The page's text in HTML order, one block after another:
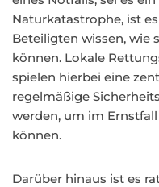
Naturkatastrophe, ist
Beteiligten wissen, wie
können. Lokale
spielen hierbei eine
regelmäßige
werden, um im
können.
Darüber hinaus ist es